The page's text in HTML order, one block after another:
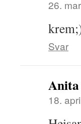
26.
Svar
Anita
18.